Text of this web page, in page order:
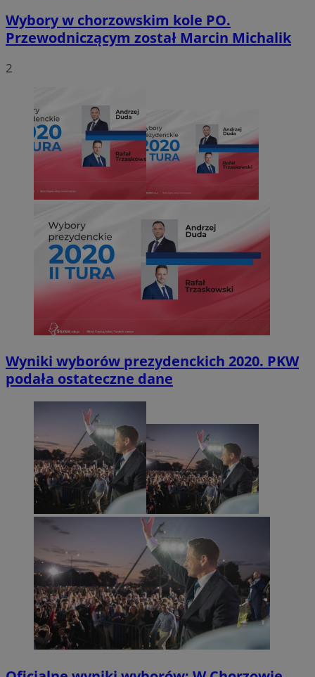
Wybory w chorzowskim kole PO.
Przewodniczącym został Marcin Michalik
2
Wyniki wyborów prezydenckich 2020. PKW
podała ostateczne dane